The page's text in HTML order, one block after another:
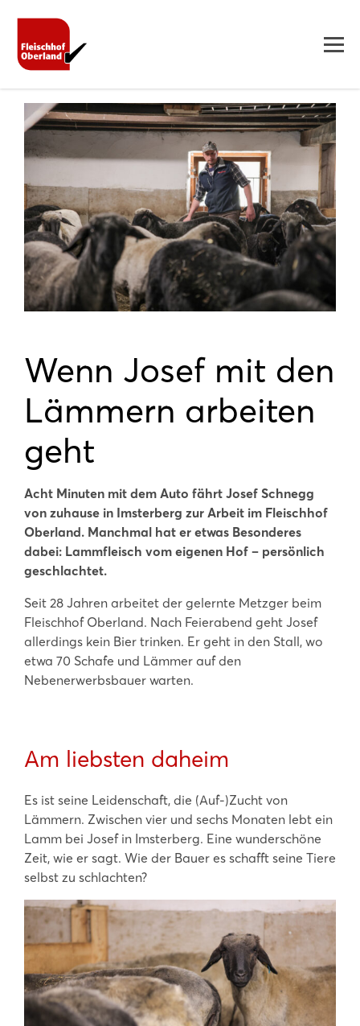
Wenn Josef mit den
Lämmern arbeiten
geht
Acht Minuten mit dem Auto fährt Josef Schnegg
von zuhause in Imsterberg zur Arbeit im Fleischhof
Oberland. Manchmal hat er etwas Besonderes
dabei: Lammfleisch vom eigenen Hof – persönlich
geschlachtet.
Seit 28 Jahren arbeitet der gelernte Metzger beim
Fleischhof Oberland. Nach Feierabend geht Josef
allerdings kein Bier trinken. Er geht in den Stall, wo
etwa 70 Schafe und Lämmer auf den
Nebenerwerbsbauer warten.
Am liebsten daheim
Es ist seine Leidenschaft, die (Auf-)Zucht von
Lämmern. Zwischen vier und sechs Monaten lebt ein
Lamm bei Josef in Imsterberg. Eine wunderschöne
Zeit, wie er sagt. Wie der Bauer es schafft seine Tiere
selbst zu schlachten?